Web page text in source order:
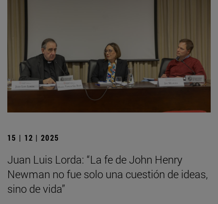
15 | 12 | 2025
Juan Luis Lorda: “La fe de John Henry
Newman no fue solo una cuestión de ideas,
sino de vida”